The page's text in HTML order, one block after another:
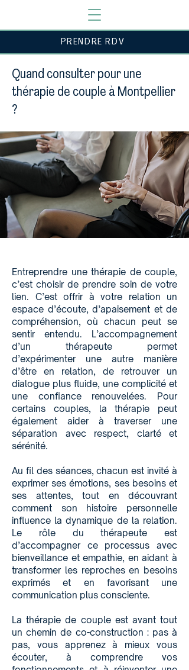
PRENDRE RDV
Quand consulter pour une
thérapie de couple à Montpellier
?
Entreprendre une thérapie de couple,
c’est choisir de prendre soin de votre
lien. C’est offrir à votre relation un
espace d’écoute, d’apaisement et de
compréhension, où chacun peut se
sentir entendu. L’accompagnement
d’un thérapeute permet
d’expérimenter une autre manière
d’être en relation, de retrouver un
dialogue plus fluide, une complicité et
une confiance renouvelées. Pour
certains couples, la thérapie peut
également aider à traverser une
séparation avec respect, clarté et
sérénité.
Au fil des séances, chacun est invité à
exprimer ses émotions, ses besoins et
ses attentes, tout en découvrant
comment son histoire personnelle
influence la dynamique de la relation.
Le rôle du thérapeute est
d’accompagner ce processus avec
bienveillance et empathie, en aidant à
transformer les reproches en besoins
exprimés et en favorisant une
communication plus consciente.
La thérapie de couple est avant tout
un chemin de co-construction : pas à
pas, vous apprenez à mieux vous
écouter, à comprendre vos